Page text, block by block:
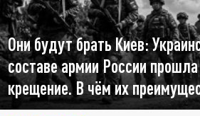
Они будут брать Киев:
составе армии России
крещение. В чём их